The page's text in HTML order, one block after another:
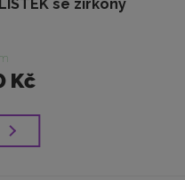
se zirkony
Kč